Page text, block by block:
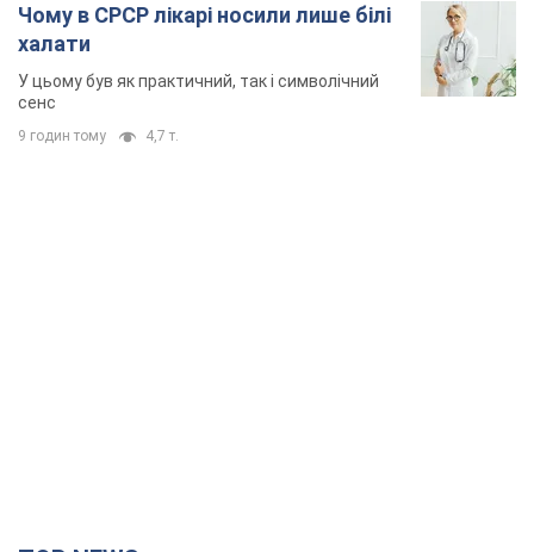
Чому в СРСР лікарі носили лише білі
халати
У цьому був як практичний, так і символічний
сенс
9 годин тому 4,7 т.